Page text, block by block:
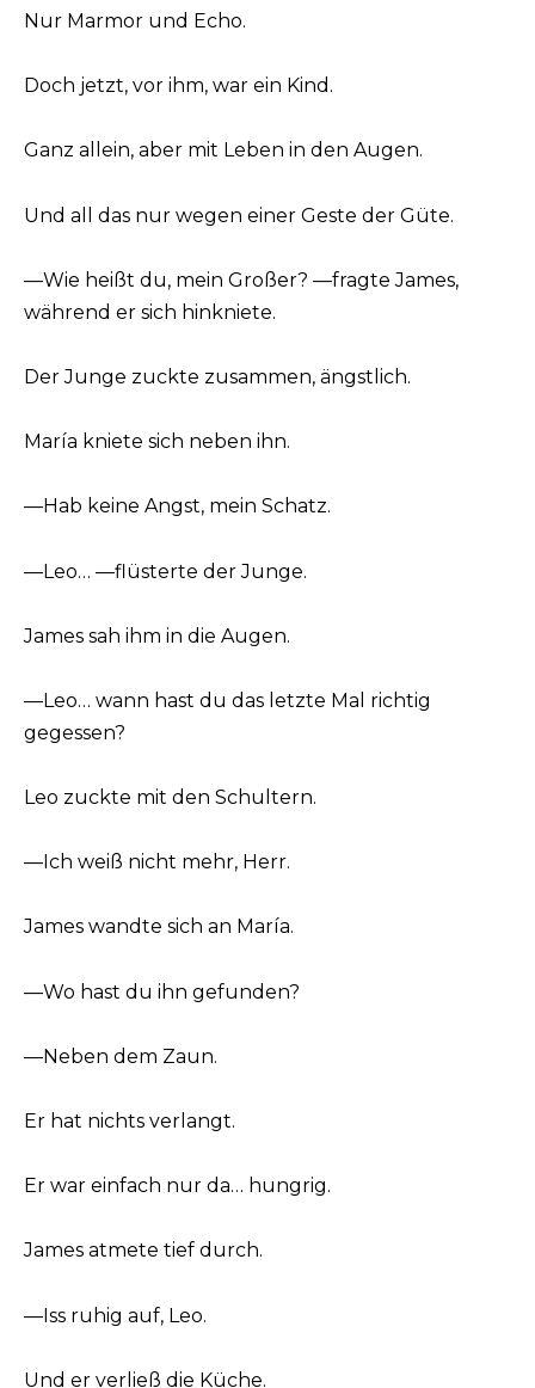
Nur Marmor und Echo.
Doch jetzt, vor ihm, war ein Kind.
Ganz allein, aber mit Leben in den Augen.
Und all das nur wegen einer Geste der Güte.
—Wie heißt du, mein Großer? —fragte James,
während er sich hinkniete.
Der Junge zuckte zusammen, ängstlich.
María kniete sich neben ihn.
—Hab keine Angst, mein Schatz.
—Leo… —flüsterte der Junge.
James sah ihm in die Augen.
—Leo… wann hast du das letzte Mal richtig
gegessen?
Leo zuckte mit den Schultern.
—Ich weiß nicht mehr, Herr.
James wandte sich an María.
—Wo hast du ihn gefunden?
—Neben dem Zaun.
Er hat nichts verlangt.
Er war einfach nur da… hungrig.
James atmete tief durch.
—Iss ruhig auf, Leo.
Und er verließ die Küche.